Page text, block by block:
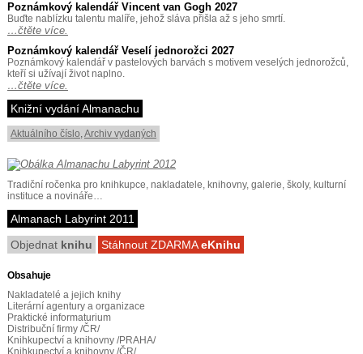
Poznámkový kalendář Vincent van Gogh 2027
Buďte nablízku talentu malíře, jehož sláva přišla až s jeho smrtí.
…čtěte více.
Poznámkový kalendář Veselí jednorožci 2027
Poznámkový kalendář v pastelových barvách s motivem veselých jednorožců,
kteří si užívají život naplno.
…čtěte více.
Knižní vydání Almanachu
Aktuálního číslo,Archiv vydaných
Tradiční ročenka pro knihkupce, nakladatele, knihovny, galerie, školy, kulturní
instituce a novináře…
Almanach Labyrint 2011
Objednat knihu Stáhnout ZDARMAeKnihu
Obsahuje
Nakladatelé a jejich knihy
Literární agentury a organizace
Praktické informaturium
Distribuční firmy /ČR/
Knihkupectví a knihovny /PRAHA/
Knihkupectví a knihovny /ČR/